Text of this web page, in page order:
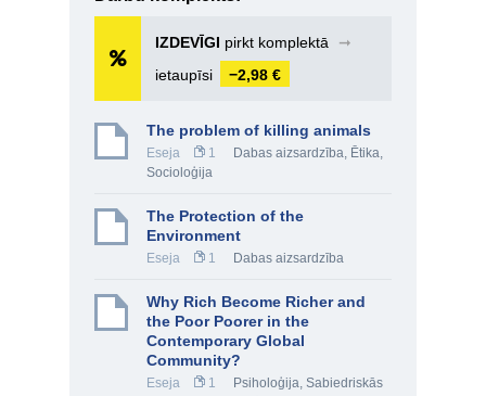
IZDEVĪGI pirkt komplektā
➞
ietaupīsi
−2,98 €
The problem of killing animals
Eseja 1 Dabas aizsardzība, Ētika,
Socioloģija
The Protection of the
Environment
Eseja 1 Dabas aizsardzība
Why Rich Become Richer and
the Poor Poorer in the
Contemporary Global
Community?
Eseja 1 Psiholoģija, Sabiedriskās